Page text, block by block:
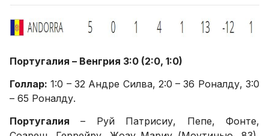
Португалия – Венгрия 3:0 (2:0, 1:0)
Голлар: 1:0 – 32 Андре Силва, 2:0 – 36 Роналду, 3:0
– 65 Роналду.
Португалия – Руй Патрисиу, Пепе, Фонте,